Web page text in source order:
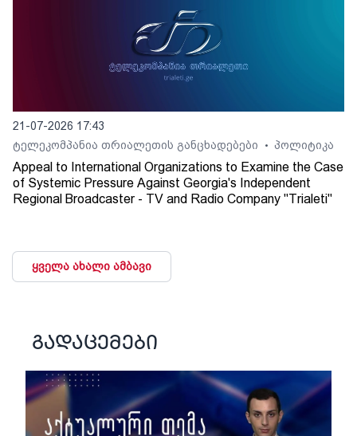
21-07-2026 17:43
ტელეკომპანია თრიალეთის განცხადებები
• პოლიტიკა
Appeal to International Organizations to Examine the Case
of Systemic Pressure Against Georgia's Independent
Regional Broadcaster - TV and Radio Company "Trialeti"
ყველა ახალი ამბავი
გადაცემები